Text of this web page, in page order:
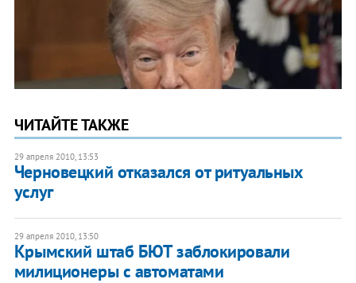
ЧИТАЙТЕ ТАКЖЕ
29 апреля 2010, 13:53
Черновецкий отказался от ритуальных
услуг
29 апреля 2010, 13:50
Крымский штаб БЮТ заблокировали
милиционеры с автоматами